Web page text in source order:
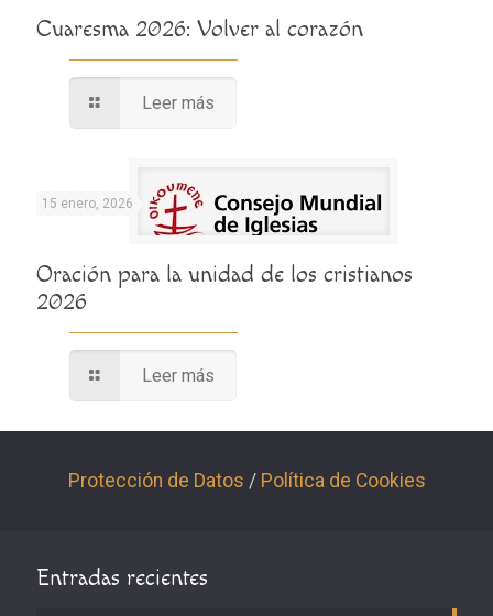
Cuaresma 2026: Volver al corazón
Leer más
15 enero, 2026
Oración para la unidad de los cristianos
2026
Leer más
Protección de Datos / Política de Cookies
Entradas recientes